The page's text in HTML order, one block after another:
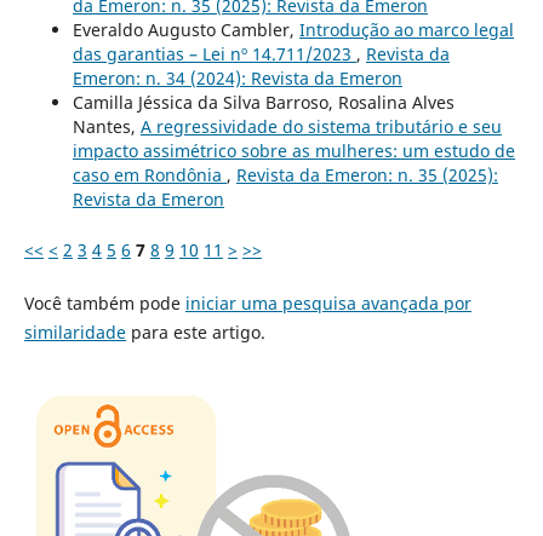
da Emeron: n. 35 (2025): Revista da Emeron
Everaldo Augusto Cambler, Introdução ao marco legal
das garantias – Lei nº 14.711/2023 , Revista da
Emeron: n. 34 (2024): Revista da Emeron
Camilla Jéssica da Silva Barroso, Rosalina Alves
Nantes, A regressividade do sistema tributário e seu
impacto assimétrico sobre as mulheres: um estudo de
caso em Rondônia , Revista da Emeron: n. 35 (2025):
Revista da Emeron
<< < 2 3 4 5 6 7 8 9 10 11 > >>
Você também pode iniciar uma pesquisa avançada por
similaridadepara este artigo.